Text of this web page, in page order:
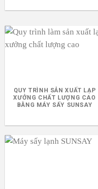
QUY TRÌNH SẢN XUẤT LẠP
XƯỞNG CHẤT LƯỢNG CAO
BẰNG MÁY SẤY SUNSAY